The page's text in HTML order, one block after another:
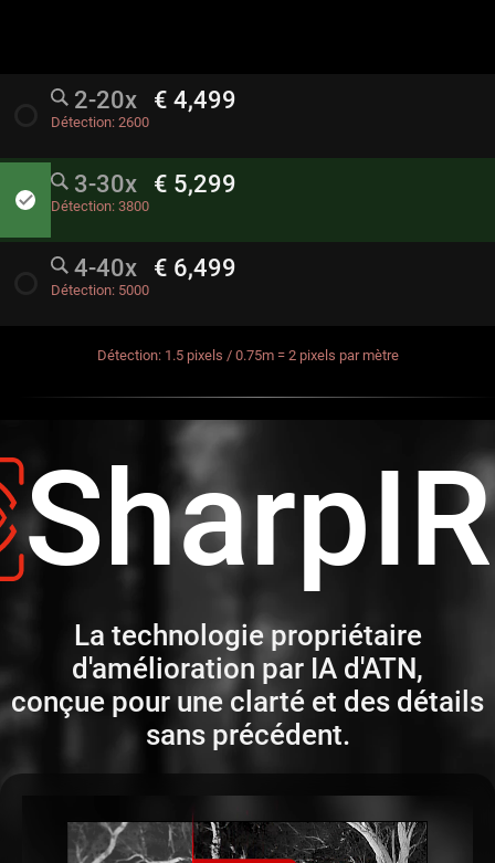
2-20x € 4,499
Détection: 2600
done
3-30x € 5,299
Détection: 3800
4-40x € 6,499
Détection: 5000
Détection: 1.5 pixels / 0.75m = 2 pixels par mètre
La technologie propriétaire
d'amélioration par IA d'ATN,
conçue pour une clarté et des détails
sans précédent.